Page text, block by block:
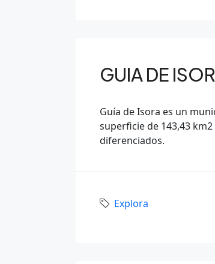
GUIA DE
Guía de Isora es un
superficie de 143,43
diferenciados.
Explora